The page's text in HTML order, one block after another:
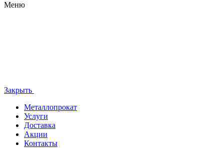
Меню
Закрыть
Металлопрокат
Услуги
Доставка
Акции
Контакты